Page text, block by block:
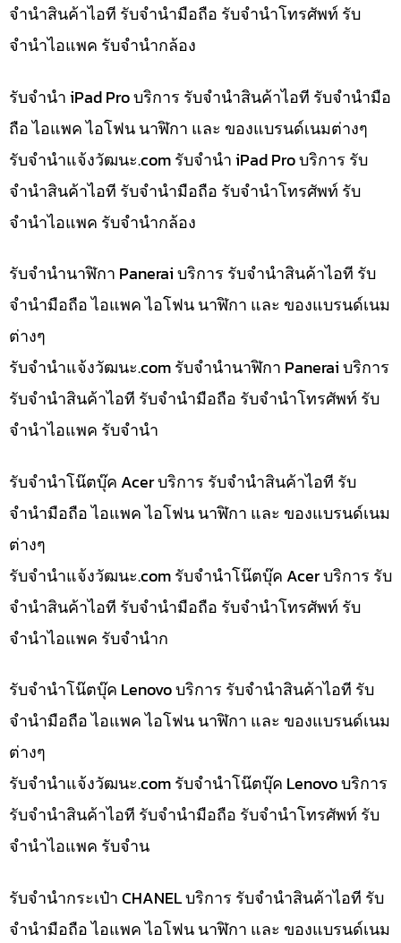
จำนำสินค้าไอที รับจำนำมือถือ รับจำนำโทรศัพท์ รับ
จำนำไอแพค รับจำนำกล้อง
รับจำนำ iPad Pro บริการ รับจำนำสินค้าไอที รับจำนำมือ
ถือ ไอแพค ไอโฟน นาฬิกา และ ของแบรนด์เนมต่างๆ
รับจํานําแจ้งวัฒนะ.com รับจำนำ iPad Pro บริการ รับ
จำนำสินค้าไอที รับจำนำมือถือ รับจำนำโทรศัพท์ รับ
จำนำไอแพค รับจำนำกล้อง
รับจำนำนาฬิกา Panerai บริการ รับจำนำสินค้าไอที รับ
จำนำมือถือ ไอแพค ไอโฟน นาฬิกา และ ของแบรนด์เนม
ต่างๆ
รับจํานําแจ้งวัฒนะ.com รับจำนำนาฬิกา Panerai บริการ
รับจำนำสินค้าไอที รับจำนำมือถือ รับจำนำโทรศัพท์ รับ
จำนำไอแพค รับจำนำ
รับจำนำโน๊ตบุ๊ค Acer บริการ รับจำนำสินค้าไอที รับ
จำนำมือถือ ไอแพค ไอโฟน นาฬิกา และ ของแบรนด์เนม
ต่างๆ
รับจํานําแจ้งวัฒนะ.com รับจำนำโน๊ตบุ๊ค Acer บริการ รับ
จำนำสินค้าไอที รับจำนำมือถือ รับจำนำโทรศัพท์ รับ
จำนำไอแพค รับจำนำก
รับจำนำโน๊ตบุ๊ค Lenovo บริการ รับจำนำสินค้าไอที รับ
จำนำมือถือ ไอแพค ไอโฟน นาฬิกา และ ของแบรนด์เนม
ต่างๆ
รับจํานําแจ้งวัฒนะ.com รับจำนำโน๊ตบุ๊ค Lenovo บริการ
รับจำนำสินค้าไอที รับจำนำมือถือ รับจำนำโทรศัพท์ รับ
จำนำไอแพค รับจำน
รับจำนำกระเป๋า CHANEL บริการ รับจำนำสินค้าไอที รับ
จำนำมือถือ ไอแพค ไอโฟน นาฬิกา และ ของแบรนด์เนม